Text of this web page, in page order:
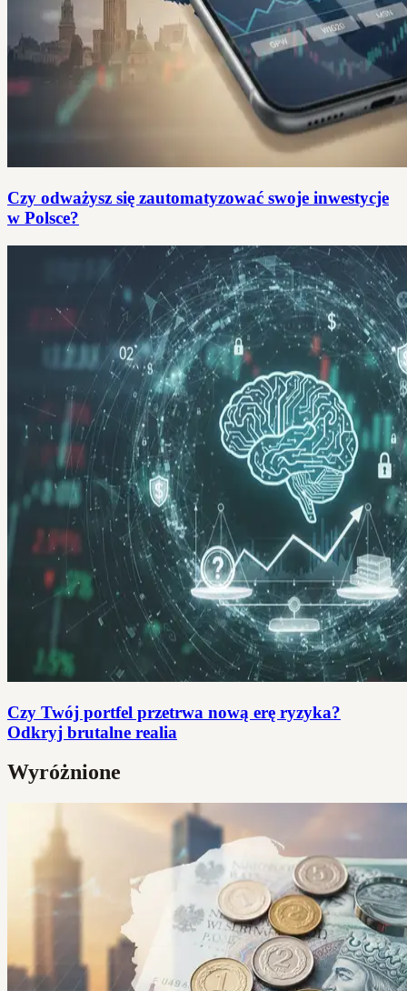
Czy odważysz się zautomatyzować swoje inwestycje
w Polsce?
Czy Twój portfel przetrwa nową erę ryzyka?
Odkryj brutalne realia
Wyróżnione